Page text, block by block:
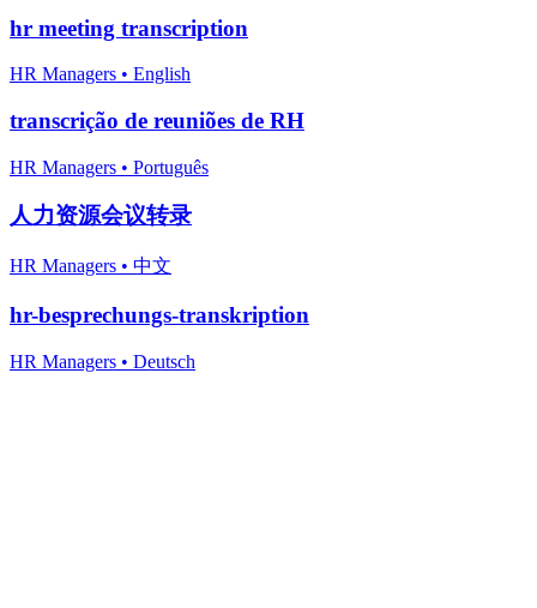
hr meeting transcription
HR Managers • English
transcrição de reuniões de RH
HR Managers • Português
人力资源会议转录
HR Managers • 中文
hr-besprechungs-transkription
HR Managers • Deutsch